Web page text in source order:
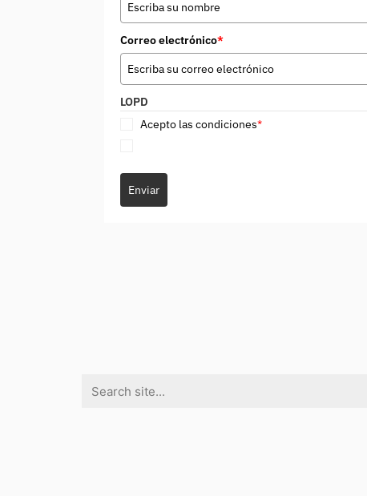
Correo electrónico*
LOPD
Acepto las condiciones*
Enviar
for: